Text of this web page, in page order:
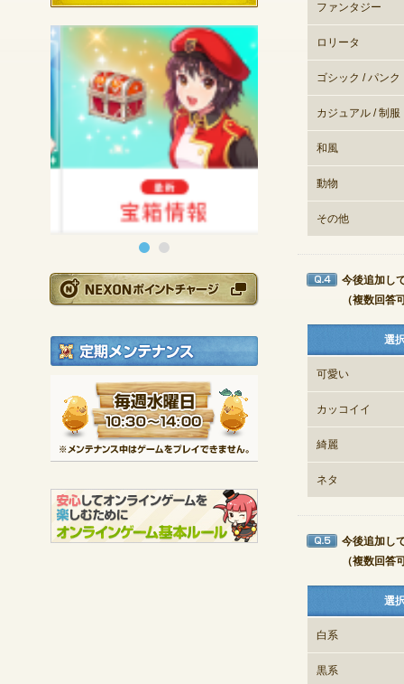
NEXONポイントチ
定期メンテナンス
※メンテナンス中は
ファンタジー
ロリータ
ゴシック / パンク
カジュアル / 制服
和風
動物
その他
Q4
今後追加し
（複数回答
選
可愛い
カッコイイ
綺麗
ネタ
Q5
今後追加し
（複数回答
選
白系
黒系